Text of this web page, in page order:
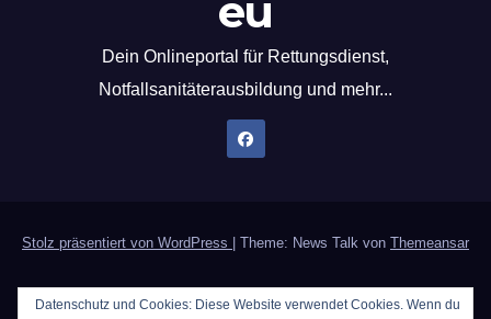
eu
Dein Onlineportal für Rettungsdienst,
Notfallsanitäterausbildung und mehr...
Stolz präsentiert von WordPress Theme: News Talk von Themeansar
Home Datenschutzerklärung Der Notfallsanitäter
Datenschutz und Cookies: Diese Website verwendet Cookies. Wenn du